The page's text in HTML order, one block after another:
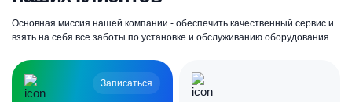
Основная миссия нашей компании - обеспечить качественный сервис и
взять на себя все заботы по установке и обслуживанию оборудования
Записаться